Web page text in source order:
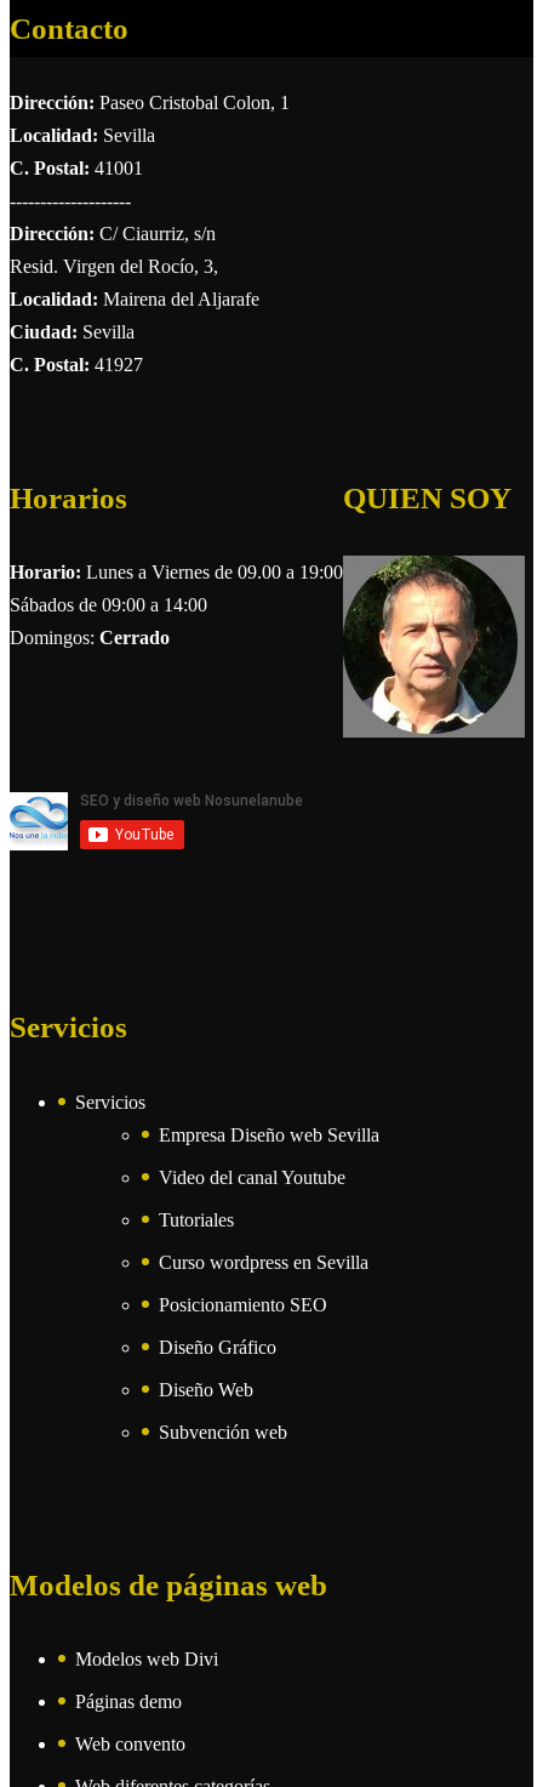
Contacto
Dirección: Paseo Cristobal Colon, 1
Localidad: Sevilla
C. Postal: 41001
--------------------
Dirección: C/ Ciaurriz, s/n
Resid. Virgen del Rocío, 3,
Localidad: Mairena del Aljarafe
Ciudad: Sevilla
C. Postal: 41927
Horarios
Horario: Lunes a Viernes de 09.00 a 19:00
Sábados de 09:00 a 14:00
Domingos: Cerrado
QUIEN SOY
Servicios
Servicios
Empresa Diseño web Sevilla
Video del canal Youtube
Tutoriales
Curso wordpress en Sevilla
Posicionamiento SEO
Diseño Gráfico
Diseño Web
Subvención web
Modelos de páginas web
Modelos web Divi
Páginas demo
Web convento